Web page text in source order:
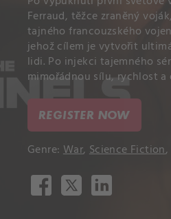
Ferraud, těžce zraněný
tajného francouzského
jehož cílem je vytvořit
lidi. Po injekci tajemného
mimořádnou sílu, rychlost a
REGISTER NOW
Genre: War, Science Fiction,